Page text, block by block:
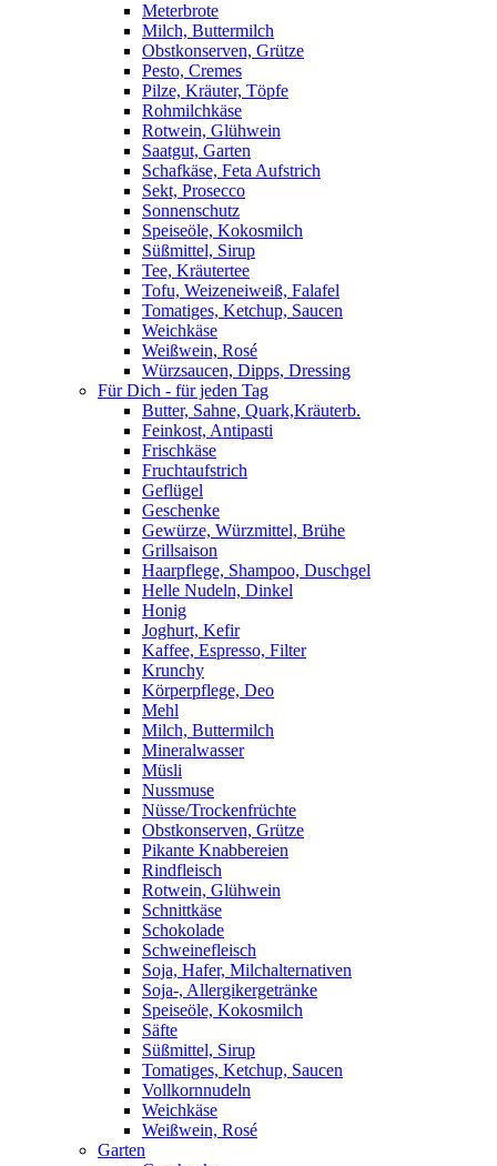
Meterbrote
Milch, Buttermilch
Obstkonserven, Grütze
Pesto, Cremes
Pilze, Kräuter, Töpfe
Rohmilchkäse
Rotwein, Glühwein
Saatgut, Garten
Schafkäse, Feta Aufstrich
Sekt, Prosecco
Sonnenschutz
Speiseöle, Kokosmilch
Süßmittel, Sirup
Tee, Kräutertee
Tofu, Weizeneiweiß, Falafel
Tomatiges, Ketchup, Saucen
Weichkäse
Weißwein, Rosé
Würzsaucen, Dipps, Dressing
Für Dich - für jeden Tag
Butter, Sahne, Quark,Kräuterb.
Feinkost, Antipasti
Frischkäse
Fruchtaufstrich
Geflügel
Geschenke
Gewürze, Würzmittel, Brühe
Grillsaison
Haarpflege, Shampoo, Duschgel
Helle Nudeln, Dinkel
Honig
Joghurt, Kefir
Kaffee, Espresso, Filter
Krunchy
Körperpflege, Deo
Mehl
Milch, Buttermilch
Mineralwasser
Müsli
Nussmuse
Nüsse/Trockenfrüchte
Obstkonserven, Grütze
Pikante Knabbereien
Rindfleisch
Rotwein, Glühwein
Schnittkäse
Schokolade
Schweinefleisch
Soja, Hafer, Milchalternativen
Soja-, Allergikergetränke
Speiseöle, Kokosmilch
Säfte
Süßmittel, Sirup
Tomatiges, Ketchup, Saucen
Vollkornnudeln
Weichkäse
Weißwein, Rosé
Garten